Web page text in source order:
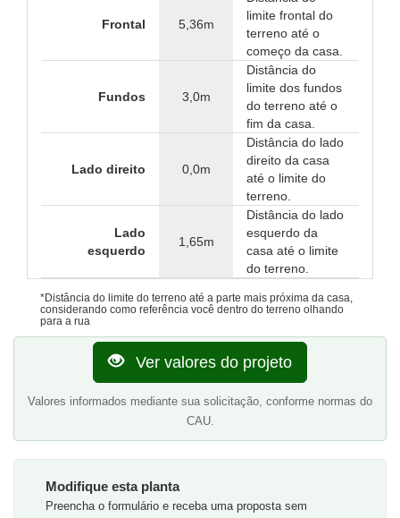
Frontal 5,36m
limite frontal do
terreno até o
começo da casa.
Fundos 3,0m
Distância do
limite dos fundos
do terreno até o
fim da casa.
Lado direito 0,0m
Distância do lado
direito da casa
até o limite do
terreno.
Lado
esquerdo
1,65m
Distância do lado
esquerdo da
casa até o limite
do terreno.
*Distância do limite do terreno até a parte mais próxima da casa,
considerando como referência você dentro do terreno olhando
para a rua
Ver valores do projeto
Valores informados mediante sua solicitação, conforme normas do
CAU.
Modifique esta planta
Preencha o formulário e receba uma proposta sem